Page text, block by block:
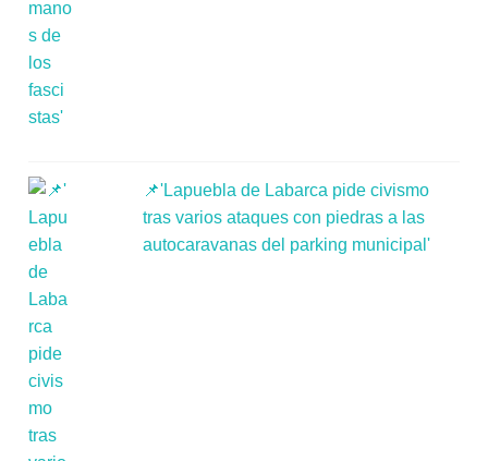
📌'Lapuebla de Labarca pide civismo
tras varios ataques con piedras a las
autocaravanas del parking municipal'